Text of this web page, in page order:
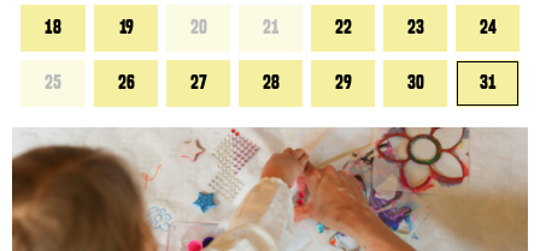
18 19 20 21 22 23 24
25 26 27 28 29 30 31